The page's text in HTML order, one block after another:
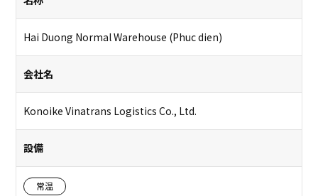
Hai Duong Normal Warehouse (Phuc dien)
会社名
Konoike Vinatrans Logistics Co., Ltd.
設備
常温